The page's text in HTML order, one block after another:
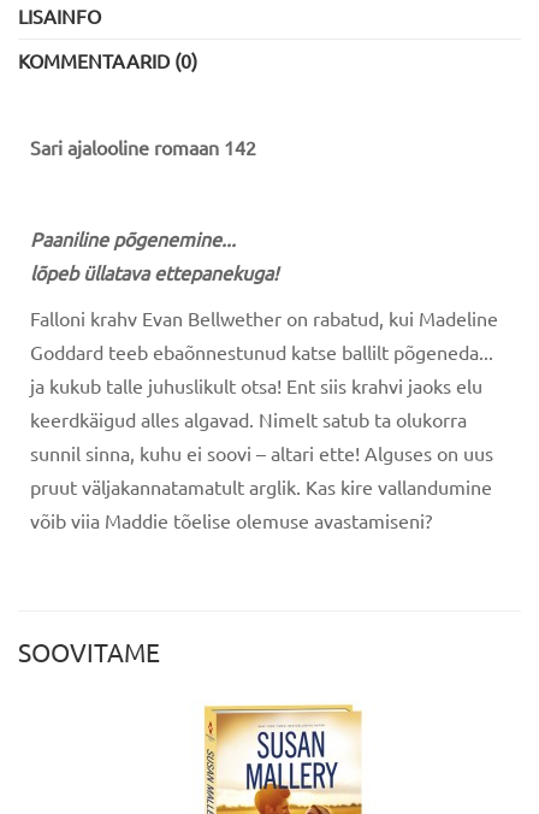
LISAINFO
KOMMENTAARID (0)
Sari ajalooline romaan 142
Paaniline põgenemine...
lõpeb üllatava ettepanekuga!
Falloni krahv Evan Bellwether on rabatud, kui Madeline
Goddard teeb ebaõnnestunud katse ballilt põgeneda...
ja kukub talle juhuslikult otsa! Ent siis krahvi jaoks elu
keerdkäigud alles algavad. Nimelt satub ta olukorra
sunnil sinna, kuhu ei soovi – altari ette! Alguses on uus
pruut väljakannatamatult arglik. Kas kire vallandumine
võib viia Maddie tõelise olemuse avastamiseni?
SOOVITAME